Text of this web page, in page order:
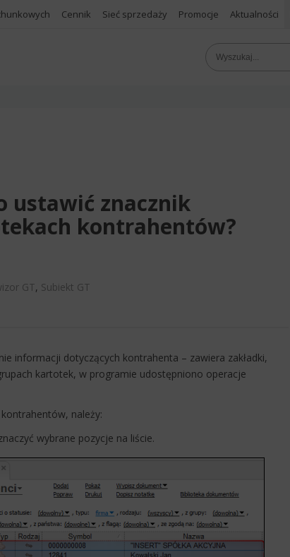
Cennik Sieć sprzedaży Promocje Aktualności
ustawić znacznik
kontrahentów?
GT, Subiekt GT
informacji dotyczących kontrahenta –​ zawiera zakładki,
kartotek, w programie udostępniono operacje
należy:
wybrane pozycje na liście.